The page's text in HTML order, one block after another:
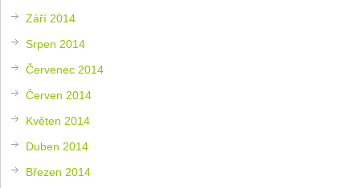
Září 2014
Srpen 2014
Červenec 2014
Červen 2014
Květen 2014
Duben 2014
Březen 2014